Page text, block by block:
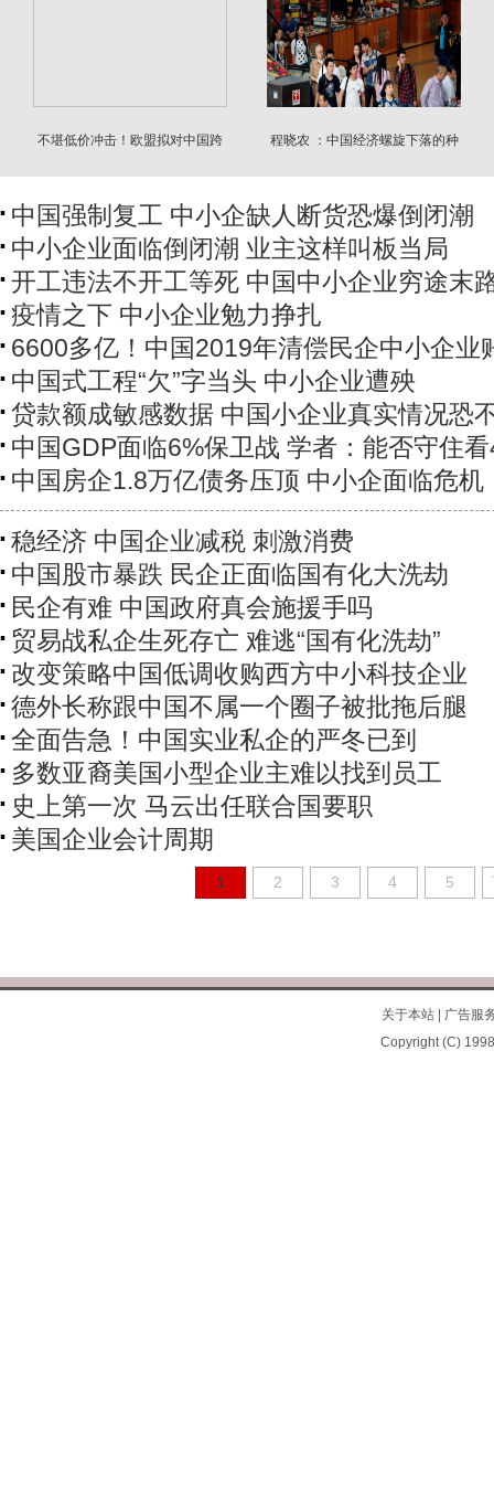
不堪低价冲击！欧盟拟对中国跨
程晓农 ：中国经济螺旋下落的种
中国强制复工 中小企缺人断货恐爆倒闭潮
中小企业面临倒闭潮 业主这样叫板当局
开工违法不开工等死 中国中小企业穷途末
疫情之下 中小企业勉力挣扎
6600多亿！中国2019年清偿民企中小企业
中国式工程“欠”字当头 中小企业遭殃
贷款额成敏感数据 中国小企业真实情况恐
中国GDP面临6%保卫战 学者：能否守住
中国房企1.8万亿债务压顶 中小企面临危机
稳经济 中国企业减税 刺激消费
中国股市暴跌 民企正面临国有化大洗劫
民企有难 中国政府真会施援手吗
贸易战私企生死存亡 难逃“国有化洗劫”
改变策略中国低调收购西方中小科技企业
德外长称跟中国不属一个圈子被批拖后腿
全面告急！中国实业私企的严冬已到
多数亚裔美国小型企业主难以找到员工
史上第一次 马云出任联合国要职
美国企业会计周期
1 2 3 4 5
关于本站|
广告服
Copyright (C)